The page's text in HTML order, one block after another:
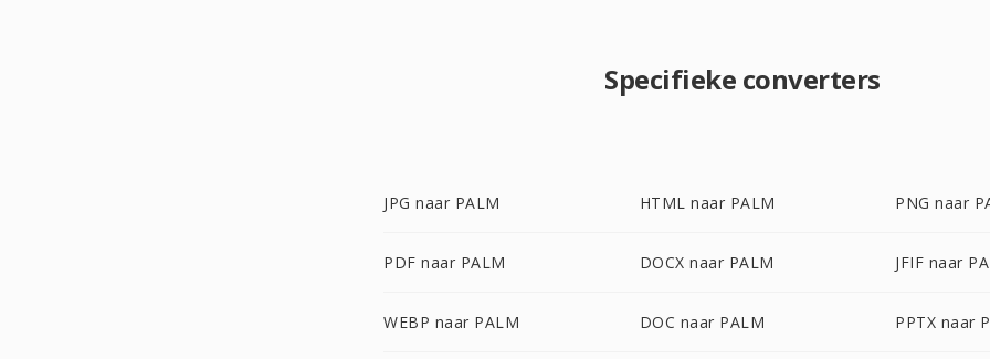
Specifieke converters
JPG naar PALM HTML naar PALM PNG naar
PDF naar PALM DOCX naar PALM JFIF naar
WEBP naar PALM DOC naar PALM PPTX naar